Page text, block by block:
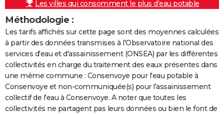
Les villes qui consomment le plus d'eau potable
Méthodologie :
Les tarifs affichés sur cette page sont des moyennes calculées
à partir des données transmises à l'Observatoire national des
services d'eau et d'assainissement (ONSEA) par les différentes
collectivités en charge du traitement des eaux présentes dans
une même commune : Consenvoye pour l'eau potable à
Consenvoye et non-communiquée(s) pour l'assainissement
collectif de l'eau à Consenvoye. A noter que toutes les
collectivités ne partagent pas leurs données ou bien le font de